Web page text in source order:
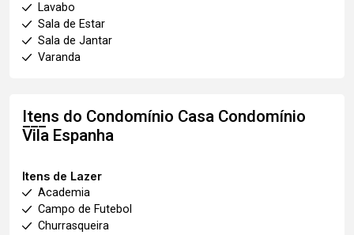
Lavabo
Sala de Estar
Sala de Jantar
Varanda
Itens do Condomínio Casa Condomínio
Vila Espanha
Itens de Lazer
Academia
Campo de Futebol
Churrasqueira